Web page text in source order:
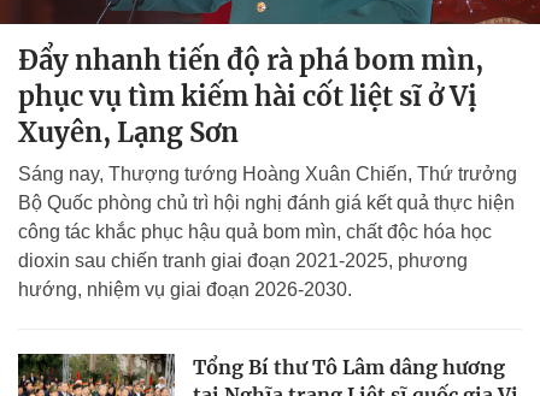
Đẩy nhanh tiến độ rà phá bom mìn,
phục vụ tìm kiếm hài cốt liệt sĩ ở Vị
Xuyên, Lạng Sơn
Sáng nay, Thượng tướng Hoàng Xuân Chiến, Thứ trưởng
Bộ Quốc phòng chủ trì hội nghị đánh giá kết quả thực hiện
công tác khắc phục hậu quả bom mìn, chất độc hóa học
dioxin sau chiến tranh giai đoạn 2021-2025, phương
hướng, nhiệm vụ giai đoạn 2026-2030.
Tổng Bí thư Tô Lâm dâng hương